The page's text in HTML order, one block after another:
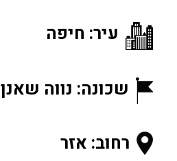
עיר: חיפה
שכונה: נווה שאנן
רחוב: אזר